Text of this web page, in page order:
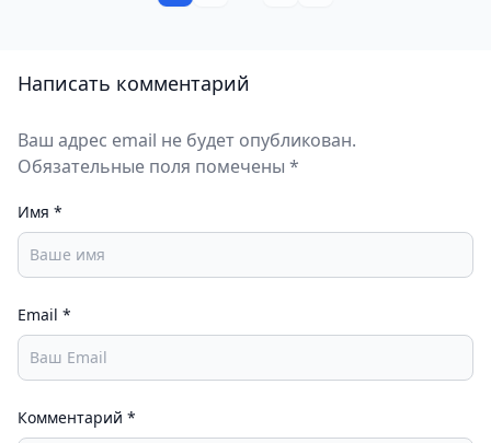
Написать комментарий
Ваш адрес email не будет опубликован.
Обязательные поля помечены *
Имя *
Email *
Комментарий *